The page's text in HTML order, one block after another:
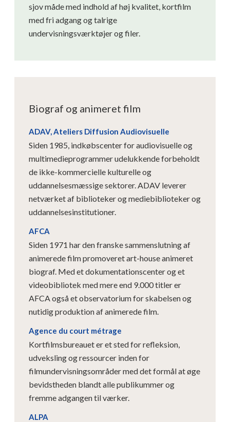
sjov måde med indhold af høj kvalitet, kortfilm
med fri adgang og talrige
undervisningsværktøjer og filer.
Biograf og animeret film
ADAV, Ateliers Diffusion Audiovisuelle
Siden 1985, indkøbscenter for audiovisuelle og
multimedieprogrammer udelukkende forbeholdt
de ikke-kommercielle kulturelle og
uddannelsesmæssige sektorer. ADAV leverer
netværket af biblioteker og mediebiblioteker og
uddannelsesinstitutioner.
AFCA
Siden 1971 har den franske sammenslutning af
animerede film promoveret art-house animeret
biograf. Med et dokumentationscenter og et
videobibliotek med mere end 9.000 titler er
AFCA også et observatorium for skabelsen og
nutidig produktion af animerede film.
Agence du court métrage
Kortfilmsbureauet er et sted for refleksion,
udveksling og ressourcer inden for
filmundervisningsområder med det formål at øge
bevidstheden blandt alle publikummer og
fremme adgangen til værker.
ALPA